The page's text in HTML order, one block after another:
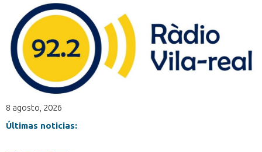
8 agosto, 2026
Últimas noticias: